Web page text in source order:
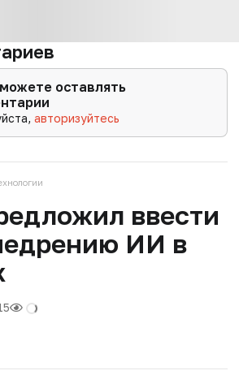
оставлять
авторизуйтесь
ввести
ИИ в